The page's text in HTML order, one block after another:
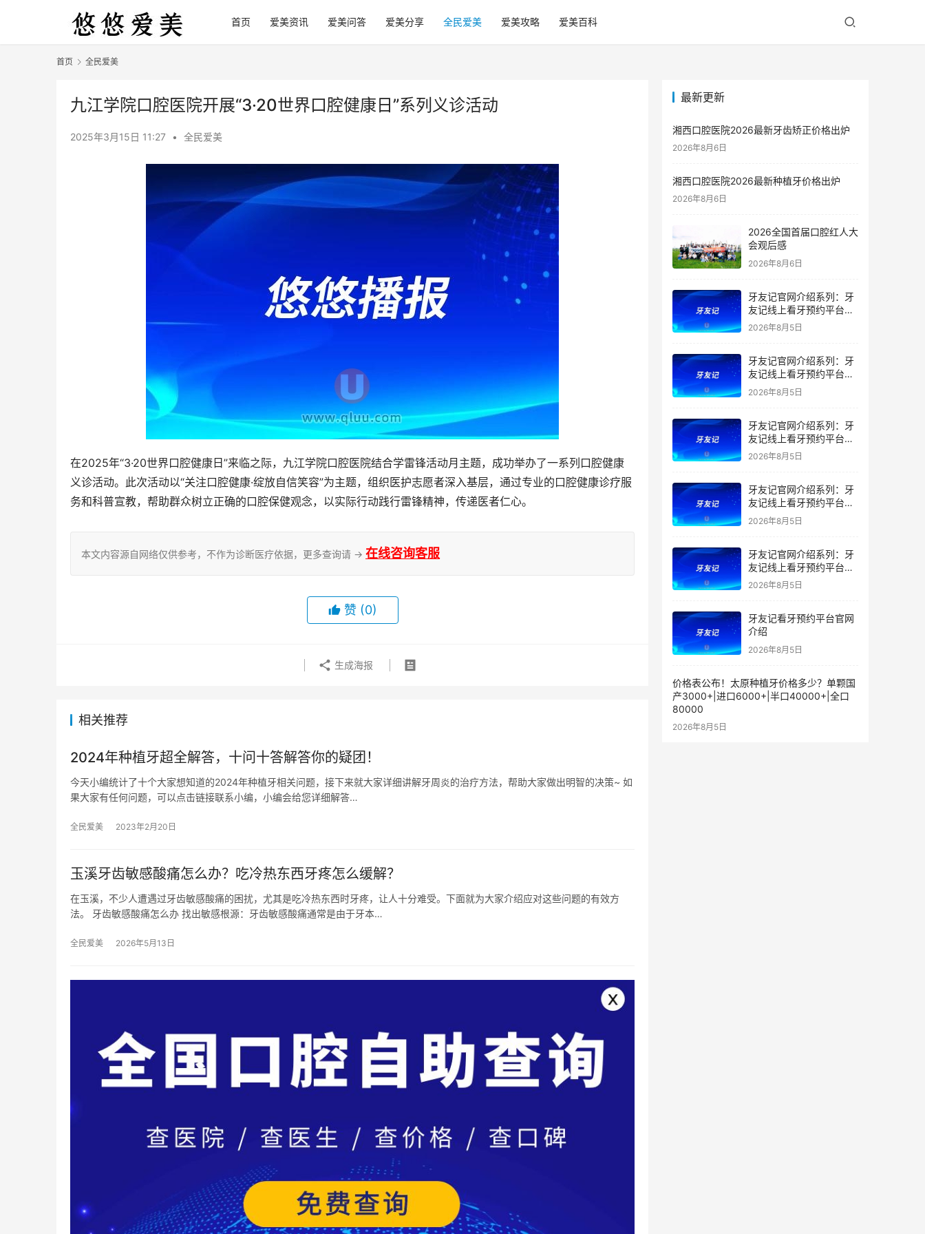
首页 爱美资讯 爱美问答 爱美分享 全民爱美 爱美攻略 爱美百科
首页 全民爱美
九江学院口腔医院开展“3·20世界口腔健康日”系列义诊活动
2025年3月15日 11:27 • 全民爱美
在2025年“3·20世界口腔健康日”来临之际，九江学院口腔医院结合学雷锋活动月主题，成功举办了一系列口腔健康
义诊活动。此次活动以“关注口腔健康·绽放自信笑容”为主题，组织医护志愿者深入基层，通过专业的口腔健康诊疗服
务和科普宣教，帮助群众树立正确的口腔保健观念，以实际行动践行雷锋精神，传递医者仁心。
本文内容源自网络仅供参考，不作为诊断医疗依据，更多查询请 → 在线咨询客服
赞 (0)
生成海报
相关推荐
2024年种植牙超全解答，十问十答解答你的疑团！
今天小编统计了十个大家想知道的2024年种植牙相关问题，接下来就大家详细讲解牙周炎的治疗方法，帮助大家做出明智的决策~ 如
果大家有任何问题，可以点击链接联系小编，小编会给您详细解答…
全民爱美 2023年2月20日
玉溪牙齿敏感酸痛怎么办？吃冷热东西牙疼怎么缓解？
在玉溪，不少人遭遇过牙齿敏感酸痛的困扰，尤其是吃冷热东西时牙疼，让人十分难受。下面就为大家介绍应对这些问题的有效方
法。 牙齿敏感酸痛怎么办 找出敏感根源：牙齿敏感酸痛通常是由于牙本…
全民爱美 2026年5月13日
最新更新
湘西口腔医院2026最新牙齿矫正价格出炉
2026年8月6日
湘西口腔医院2026最新种植牙价格出炉
2026年8月6日
2026全国首届口腔红人大
会观后感
2026年8月6日
牙友记官网介绍系列：牙
友记线上看牙预约平台是
干什么的？靠谱吗？
2026年8月5日
牙友记官网介绍系列：牙
友记线上看牙预约平台让
看牙不再靠运气
2026年8月5日
牙友记官网介绍系列：牙
友记线上看牙预约平台打
破口腔行业专业壁垒新手
2026年8月5日
牙友记官网介绍系列：牙
友记线上看牙预约平台落
地同城就诊经验打破未知
2026年8月5日
牙友记官网介绍系列：牙
友记线上看牙预约平台的
优势在哪里？
2026年8月5日
牙友记看牙预约平台官网
介绍
2026年8月5日
价格表公布！太原种植牙价格多少？单颗国
产3000+|进口6000+|半口40000+|全口
80000
2026年8月5日